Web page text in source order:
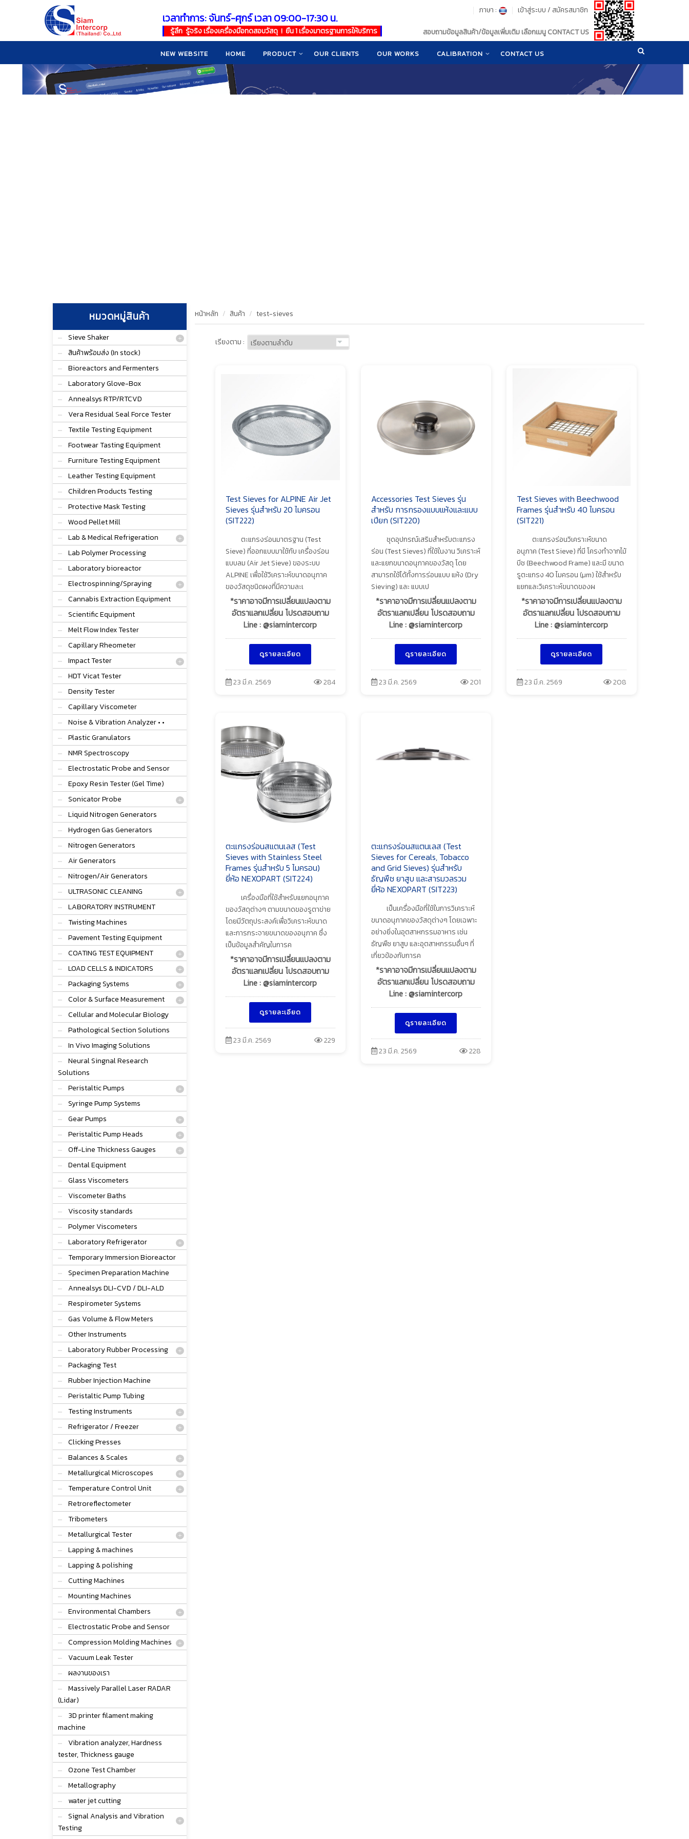
เวลาทำการ: จันทร์-ศุกร์ เวลา 09:00-17:30 น.
รู้ลึก รู้จริง เรื่องเครื่องมือทดสอบวัสดุ ! ยืน 1 เรื่องมาตรฐานการให้บริการ
เข้าสู่ระบบ / สมัครสมาชิก
ภาษา :
สอบถามข้อมูลสินค้า/ข้อมูลเพิ่มเติม เลือกเมนู CONTACT US
NEW WEBSITE HOME PRODUCT OUR CLIENTS OUR WORKS CALIBRATION CONTACT US
หมวดหมู่สินค้า
Sieve Shaker
สินค้าพร้อมส่ง (In stock)
Bioreactors and Fermenters
Laboratory Glove-Box
Annealsys RTP/RTCVD
Vera Residual Seal Force Tester
Textile Testing Equipment
Footwear Tasting Equipment
Furniture Testing Equipment
Leather Testing Equipment
Children Products Testing
Protective Mask Testing
Wood Pellet Mill
Lab & Medical Refrigeration
Lab Polymer Processing
Laboratory bioreactor
Electrospinning/Spraying
Cannabis Extraction Equipment
Scientific Equipment
Melt Flow Index Tester
Capillary Rheometer
Impact Tester
HDT Vicat Tester
Density Tester
Capillary Viscometer
Noise & Vibration Analyzer • •
Plastic Granulators
NMR Spectroscopy
Electrostatic Probe and Sensor
Epoxy Resin Tester (Gel Time)
Sonicator Probe
Liquid Nitrogen Generators
Hydrogen Gas Generators
Nitrogen Generators
Air Generators
Nitrogen/Air Generators
ULTRASONIC CLEANING
LABORATORY INSTRUMENT
Twisting Machines
Pavement Testing Equipment
COATING TEST EQUIPMENT
LOAD CELLS & INDICATORS
Packaging Systems
Color & Surface Measurement
Cellular and Molecular Biology
Pathological Section Solutions
In Vivo Imaging Solutions
Neural Singnal Research
Solutions
Peristaltic Pumps
Syringe Pump Systems
Gear Pumps
Peristaltic Pump Heads
Off-Line Thickness Gauges
Dental Equipment
Glass Viscometers
Viscometer Baths
Viscosity standards
Polymer Viscometers
Laboratory Refrigerator
Temporary Immersion Bioreactor
Specimen Preparation Machine
Annealsys DLI-CVD / DLI-ALD
Respirometer Systems
Gas Volume & Flow Meters
Other Instruments
Laboratory Rubber Processing
Packaging Test
Rubber Injection Machine
Peristaltic Pump Tubing
Testing Instruments
Refrigerator / Freezer
Clicking Presses
Balances & Scales
Metallurgical Microscopes
Temperature Control Unit
Retroreflectometer
Tribometers
Metallurgical Tester
Lapping & machines
Lapping & polishing
Cutting Machines
Mounting Machines
Environmental Chambers
Electrostatic Probe and Sensor
Compression Molding Machines
Vacuum Leak Tester
ผลงานของเรา
Massively Parallel Laser RADAR
(Lidar)
3D printer filament making
machine
Vibration analyzer, Hardness
tester, Thickness gauge
Ozone Test Chamber
Metallography
water jet cutting
Signal Analysis and Vibration
Testing
หน้าหลัก สินค้า test-sieves
เรียงตาม :
Test Sieves for ALPINE Air Jet
Sieves รุ่นสำหรับ 20 ไมครอน
(SIT222)
ตะแกรงร่อนมาตรฐาน (Test
Sieve) ที่ออกแบบมาใช้กับ เครื่องร่อน
แบบลม (Air Jet Sieve) ของระบบ
ALPINE เพื่อใช้วิเคราะห์ขนาดอนุภาค
ของวัสดุชนิดผงที่มีความละเ
*ราคาอาจมีการเปลี่ยนแปลงตาม
อัตราแลกเปลี่ยน โปรดสอบถาม
Line : @siamintercorp
ดูรายละเอียด
23 มี.ค. 2569 284
Accessories Test Sieves รุ่น
สำหรับ การกรองแบบแห้งและแบบ
เปียก (SIT220)
ชุดอุปกรณ์เสริมสำหรับตะแกรง
ร่อน (Test Sieves) ที่ใช้ในงาน วิเคราะห์
และแยกขนาดอนุภาคของวัสดุ โดย
สามารถใช้ได้ทั้งการร่อนแบบ แห้ง (Dry
Sieving) และ แบบเป
*ราคาอาจมีการเปลี่ยนแปลงตาม
อัตราแลกเปลี่ยน โปรดสอบถาม
Line : @siamintercorp
ดูรายละเอียด
23 มี.ค. 2569 201
Test Sieves with Beechwood
Frames รุ่นสำหรับ 40 ไมครอน
(SIT221)
ตะแกรงร่อนวิเคราะห์ขนาด
อนุภาค (Test Sieve) ที่มี โครงทำจากไม้
บีช (Beechwood Frame) และมี ขนาด
รูตะแกรง 40 ไมครอน (µm) ใช้สำหรับ
แยกและวิเคราะห์ขนาดของผ
*ราคาอาจมีการเปลี่ยนแปลงตาม
อัตราแลกเปลี่ยน โปรดสอบถาม
Line : @siamintercorp
ดูรายละเอียด
23 มี.ค. 2569 208
ตะแกรงร่อนสแตนเลส (Test
Sieves with Stainless Steel
Frames รุ่นสำหรับ 5 ไมครอน)
ยี่ห้อ NEXOPART (SIT224)
เครื่องมือที่ใช้สำหรับแยกอนุภาค
ของวัสดุต่างๆ ตามขนาดของรูตาข่าย
โดยมีวัตถุประสงค์เพื่อวิเคราะห์ขนาด
และการกระจายขนาดของอนุภาค ซึ่ง
เป็นข้อมูลสำคัญในการค
*ราคาอาจมีการเปลี่ยนแปลงตาม
อัตราแลกเปลี่ยน โปรดสอบถาม
Line : @siamintercorp
ดูรายละเอียด
23 มี.ค. 2569 229
ตะแกรงร่อนสแตนเลส (Test
Sieves for Cereals, Tobacco
and Grid Sieves) รุ่นสำหรับ
ธัญพืช ยาสูบ และสารมวลรวม
ยี่ห้อ NEXOPART (SIT223)
เป็นเครื่องมือที่ใช้ในการวิเคราะห์
ขนาดอนุภาคของวัสดุต่างๆ โดยเฉพาะ
อย่างยิ่งในอุตสาหกรรมอาหาร เช่น
ธัญพืช ยาสูบ และอุตสาหกรรมอื่นๆ ที่
เกี่ยวข้องกับการค
*ราคาอาจมีการเปลี่ยนแปลงตาม
อัตราแลกเปลี่ยน โปรดสอบถาม
Line : @siamintercorp
ดูรายละเอียด
23 มี.ค. 2569 228